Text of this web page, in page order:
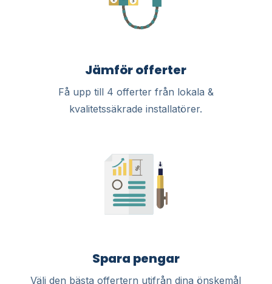
Jämför offerter
Få upp till 4 offerter från lokala &
kvalitetssäkrade installatörer.
Spara pengar
Välj den bästa offertern utifrån dina önskemål